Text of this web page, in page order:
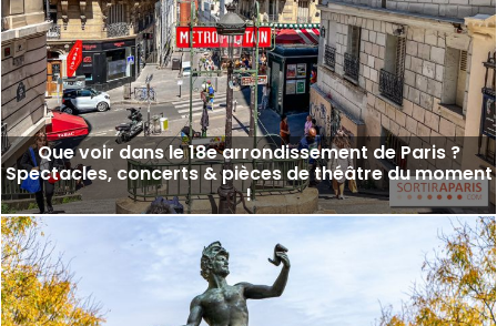
Que voir dans le 18e arrondissement de Paris ?
Spectacles, concerts & pièces de théâtre du moment
!